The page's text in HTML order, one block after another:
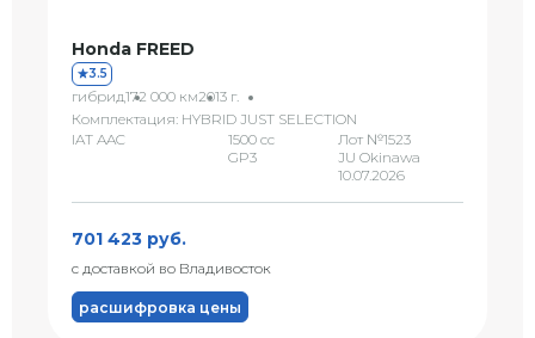
Honda FREED
3.5
гибрид172 000 км2013 г.
Комплектация: HYBRID JUST SELECTION
IAT AAC
1500 сс
GP3
Лот №1523
JU Okinawa
10.07.2026
701 423 руб.
с доставкой во Владивосток
расшифровка цены